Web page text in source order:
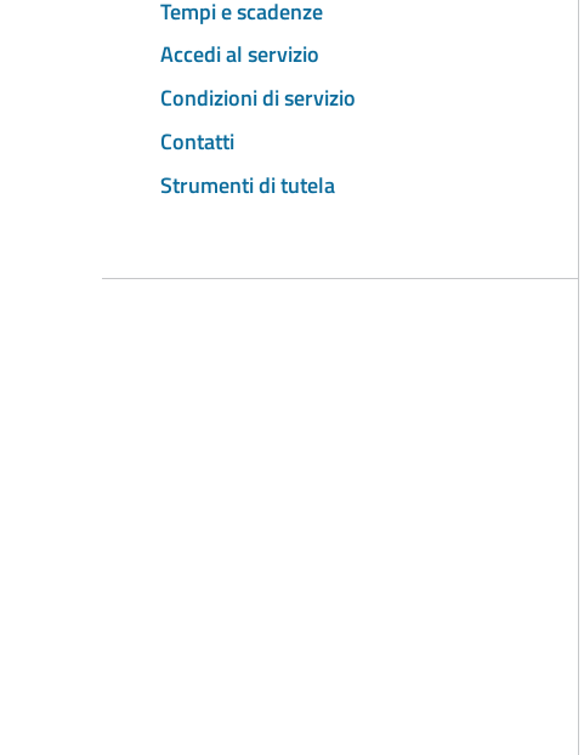
Tempi e scadenze
Accedi al servizio
Condizioni di servizio
Contatti
Strumenti di tutela